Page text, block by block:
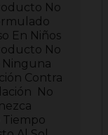
No
En Niños
No
Contra
No
Tiempo